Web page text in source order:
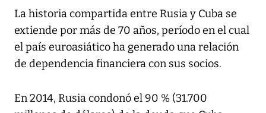
La historia compartida entre Rusia y Cuba se
extiende por más de 70 años, período en el cual
el país euroasiático ha generado una relación
de dependencia financiera con sus socios.
En 2014, Rusia condonó el 90 % (31.700